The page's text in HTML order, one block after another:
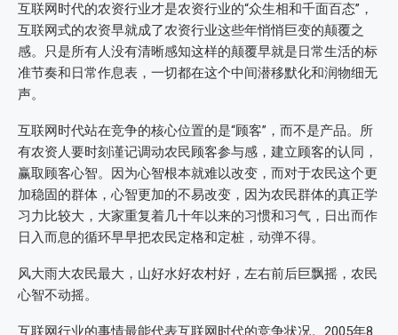
互联网时代的农资行业才是农资行业的“众生相和千面百态”，
互联网式的农资早就成了农资行业这些年悄悄巨变的颠覆之
感。只是所有人没有清晰感知这样的颠覆早就是日常生活的标
准节奏和日常作息表，一切都在这个中间潜移默化和润物细无
声。
互联网时代站在竞争的核心位置的是“顾客”，而不是产品。所
有农资人要时刻谨记调动农民顾客参与感，建立顾客的认同，
赢取顾客心智。因为心智根本就难以改变，而对于农民这个更
加稳固的群体，心智更加的不易改变，因为农民群体的真正学
习力比较大，大家重复着几十年以来的习惯和习气，日出而作
日入而息的循环早早把农民定格和定桩，动弹不得。
风大雨大农民最大，山好水好农村好，左右前后巨飘摇，农民
心智不动摇。
互联网行业的事情最能代表互联网时代的竞争状况。2005年8